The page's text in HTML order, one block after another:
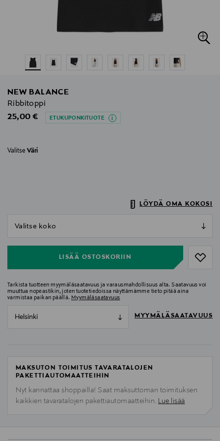
NEW BALANCE
Ribbitoppi
Original Price
25,00 € ETUKUPONKITUOTE
Valitse Väri
LÖYDÄ OMA KOKOSI
LISÄÄ OSTOSKORIIN
Tarkista tuotteen myymäläsaatavuus ja varausmahdollisuus alta. Saatavuus voi
muuttua nopeastikin, joten tuotetiedoissa näyttämämme tieto pitää aina
varmistaa paikan päällä. Myymäläsaatavuus
Helsinki MYYMÄLÄSAATAVUUS
MAKSUTON TOIMITUS TAVARATALOJEN
PAKETTIAUTOMAATTEIHIN
Nyt kannattaa shoppailla! Saat maksuttoman toimituksen
kaikkien tavaratalojen pakettiautomaatteihin. Lue lisää